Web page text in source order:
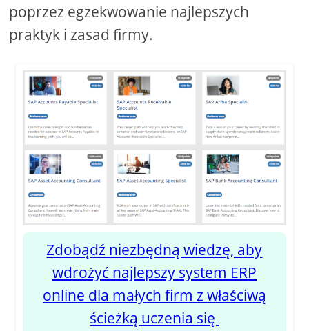
poprzez egzekwowanie najlepszych
praktyk i zasad firmy.
Zdobądź niezbędną wiedzę, aby
wdrożyć najlepszy system ERP
online dla małych firm z właściwą
ścieżką uczenia się